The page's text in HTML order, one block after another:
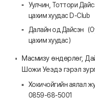
Уулчин, Тоттори
цахим хуудас D-Club
Далайн од Дайсэн（
цахим хуудас）
Масмизу өндөрлөг,
Шожи Уеэдэ гэрэл
Хокичойгийн аялал
0859-68-5001